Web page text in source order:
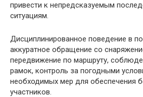
привести к непредсказуемым
ситуациям.
Дисциплинированное поведение в
аккуратное обращение со
передвижение по маршруту,
рамок, контроль за погодными
необходимых мер для обеспечения
участников.